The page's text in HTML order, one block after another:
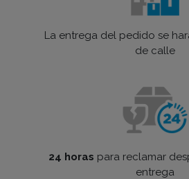
La entrega del pedido se
de calle
24 horas para reclamar
entrega